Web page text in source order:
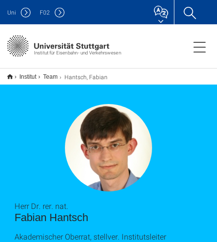
Institut für Eisenbahn- und Verkehrswesen
Uni F02
Institut Team Hantsch, Fabian
Fabian Hantsch
Herr Dr. rer. nat.
Akademischer Oberrat, stellver. Institutsleiter